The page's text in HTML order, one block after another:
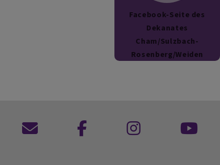
Facebook-Seite des
Dekanates
Cham/Sulzbach-
Rosenberg/Weiden
Kontaktformular